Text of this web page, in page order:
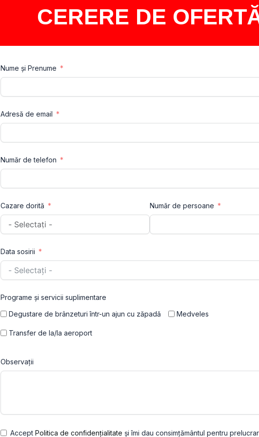
CERERE DE
Nume și Prenume
Adresă de email
Număr de telefon
Cazare dorită Număr de persoane
Data sosirii
Programe și servicii suplimentare
Degustare de brânzeturi într-un ajun cu zăpadă
Medveles
Transfer de la/la aeroport
Observații
Accept Politica de confidențialitate și îmi dau consimțământul pentru